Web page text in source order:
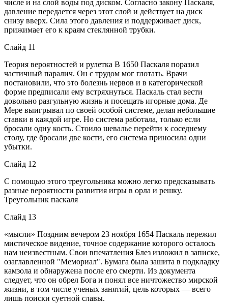
числе и на слой воды под диском. Согласно закону Паскаля,
давление передается через этот слой и действует на диск
снизу вверх. Сила этого давления и поддерживает диск,
прижимает его к краям стеклянной трубки.
Слайд 11
Теория вероятностей и рулетка В 1650 Паскаля поразил
частичный паралич. Он с трудом мог глотать. Врачи
постановили, что это болезнь нервов и в категорической
форме предписали ему встряхнуться. Паскаль стал вести
довольно разгульную жизнь и посещать игорные дома. Де
Мере выигрывал по своей особой системе, делая небольшие
ставки в каждой игре. Но система работала, только если
бросали одну кость. Стоило шевалье перейти к соседнему
столу, где бросали две кости, его система приносила одни
убытки.
Слайд 12
С помощью этого треугольника можно легко предсказывать
разные вероятности развития игры в орла и решку.
Треугольник паскаля
Слайд 13
«мысли» Поздним вечером 23 ноября 1654 Паскаль пережил
мистическое видение, точное содержание которого осталось
нам неизвестным. Свои впечатления Блез изложил в записке,
озаглавленной "Мемориал". Бумага была зашита в подкладку
камзола и обнаружена после его смерти. Из документа
следует, что он обрел Бога и понял все ничтожество мирской
жизни, в том числе ученых занятий, цель которых — всего
лишь поиски суетной славы.